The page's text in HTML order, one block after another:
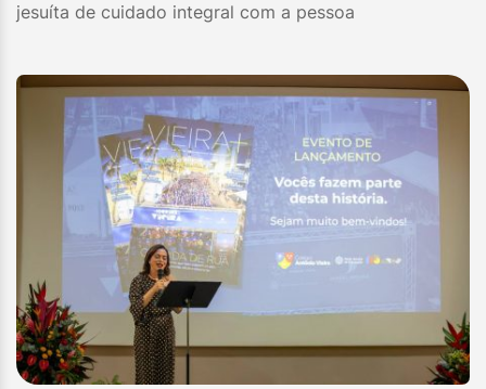
jesuíta de cuidado integral com a pessoa